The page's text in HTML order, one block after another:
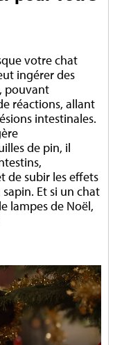
votre chat
ingérer des
pouvant
réactions, allant
intestinales.
de pin, il
de subir les effets
Et si un chat
lampes de Noël,